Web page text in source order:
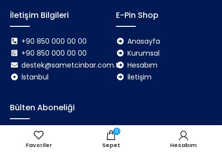
İletişim Bilgileri
+90 850 000 00 00
+90 850 000 00 00
destek@sametcinbar.com.tr
İstanbul
E-Pin Shop
Anasayfa
Kurumsal
Hesabım
İletişim
Bülten Aboneliği
Bültenimize kaydolarak hiçbir güncellemeyi veya
promosyonu kaçırmayın.
Favoriler
0
Sepet Hesabım